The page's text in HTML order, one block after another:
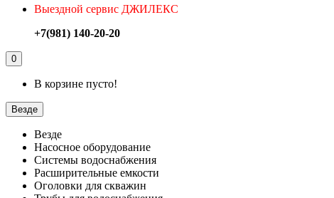
Выездной сервис ДЖИЛЕКС
+7(981) 140-20-20
0
В корзине пусто!
Везде
Везде
Насосное оборудование
Системы водоснабжения
Расширительные емкости
Оголовки для скважин